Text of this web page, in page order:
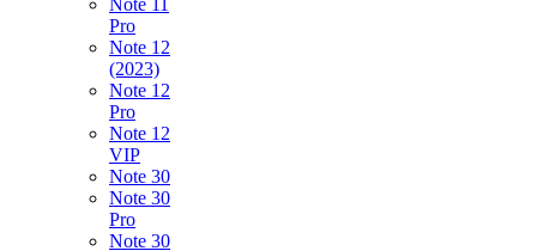
Note 11
Pro
Note 12
(2023)
Note 12
Pro
Note 12
VIP
Note 30
Note 30
Pro
Note 30